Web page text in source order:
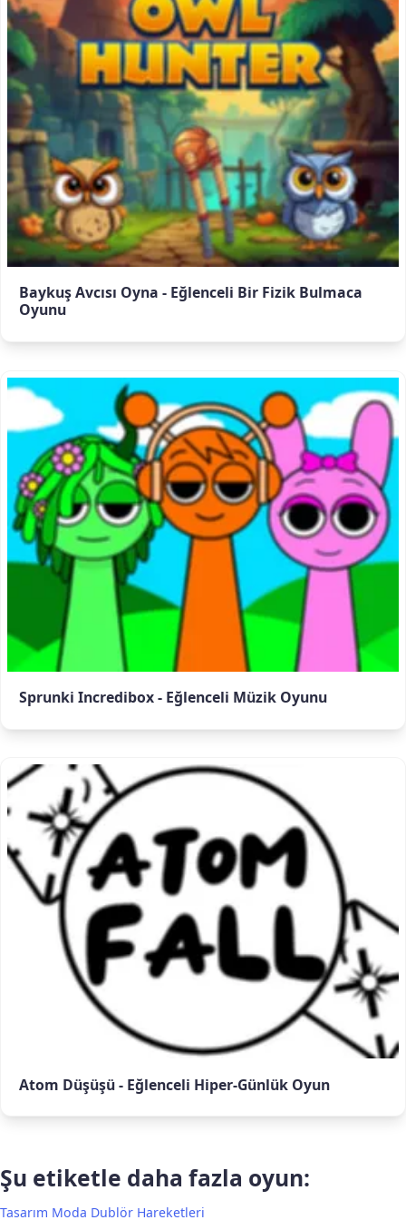
Baykuş Avcısı Oyna - Eğlenceli Bir Fizik Bulmaca
Oyunu
Sprunki Incredibox - Eğlenceli Müzik Oyunu
Atom Düşüşü - Eğlenceli Hiper-Günlük Oyun
Şu etiketle daha fazla oyun:
Tasarım Moda Dublör Hareketleri